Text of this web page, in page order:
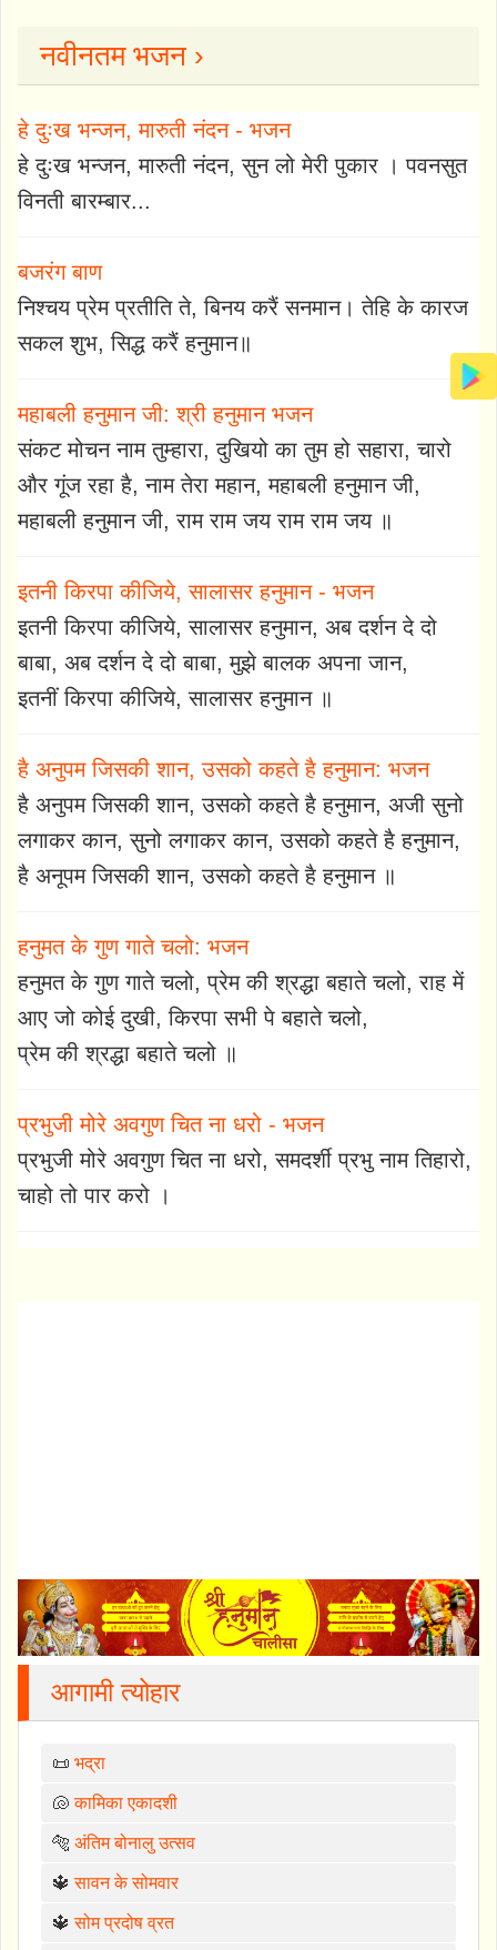
नवीनतम भजन ›
हे दुःख भन्जन, मारुती नंदन - भजन
हे दुःख भन्जन, मारुती नंदन, सुन लो मेरी पुकार । पवनसुत
विनती बारम्बार...
बजरंग बाण
निश्चय प्रेम प्रतीति ते, बिनय करैं सनमान। तेहि के कारज
सकल शुभ, सिद्ध करैं हनुमान॥
महाबली हनुमान जी: श्री हनुमान भजन
संकट मोचन नाम तुम्हारा, दुखियो का तुम हो सहारा, चारो
और गूंज रहा है, नाम तेरा महान, महाबली हनुमान जी,
महाबली हनुमान जी, राम राम जय राम राम जय ॥
इतनी किरपा कीजिये, सालासर हनुमान - भजन
इतनी किरपा कीजिये, सालासर हनुमान, अब दर्शन दे दो
बाबा, अब दर्शन दे दो बाबा, मुझे बालक अपना जान,
इतनीं किरपा कीजिये, सालासर हनुमान ॥
है अनुपम जिसकी शान, उसको कहते है हनुमान: भजन
है अनुपम जिसकी शान, उसको कहते है हनुमान, अजी सुनो
लगाकर कान, सुनो लगाकर कान, उसको कहते है हनुमान,
है अनूपम जिसकी शान, उसको कहते है हनुमान ॥
हनुमत के गुण गाते चलो: भजन
हनुमत के गुण गाते चलो, प्रेम की श्रद्धा बहाते चलो, राह में
आए जो कोई दुखी, किरपा सभी पे बहाते चलो,
प्रेम की श्रद्धा बहाते चलो ॥
प्रभुजी मोरे अवगुण चित ना धरो - भजन
प्रभुजी मोरे अवगुण चित ना धरो, समदर्शी प्रभु नाम तिहारो,
चाहो तो पार करो ।
आगामी त्योहार
📜 भद्रा
🐚कामिका एकादशी
🐅 अंतिम बोनालु उत्सव
🔱सावन के सोमवार
🔱सोम प्रदोष व्रत